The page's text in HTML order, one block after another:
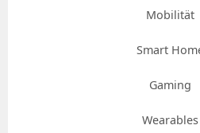
Mobilität
Smart
Gaming
Wearables